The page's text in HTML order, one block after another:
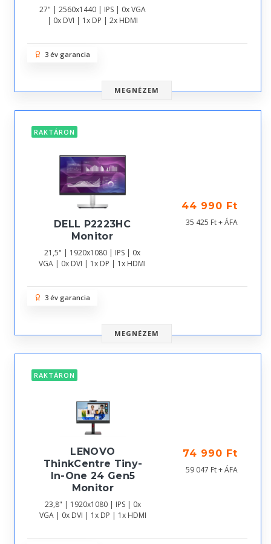
27" | 2560x1440 | IPS | 0x VGA
| 0x DVI | 1x DP | 2x HDMI
3 év garancia
MEGNÉZEM
RAKTÁRON
DELL P2223HC
Monitor
21,5" | 1920x1080 | IPS | 0x
VGA | 0x DVI | 1x DP | 1x HDMI
44 990 Ft
35 425 Ft + ÁFA
3 év garancia
MEGNÉZEM
RAKTÁRON
LENOVO
ThinkCentre Tiny-
In-One 24 Gen5
Monitor
23,8" | 1920x1080 | IPS | 0x
VGA | 0x DVI | 1x DP | 1x HDMI
74 990 Ft
59 047 Ft + ÁFA